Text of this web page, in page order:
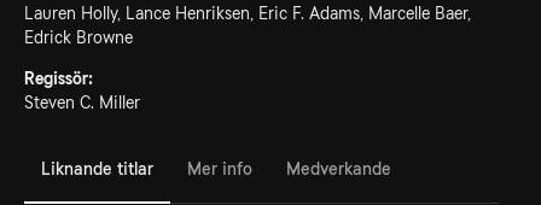
Lauren Holly, Lance Henriksen, Eric F. Adams, Marcelle Baer,
Edrick Browne
Regissör:
Steven C. Miller
Liknande titlar Mer info Medverkande